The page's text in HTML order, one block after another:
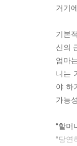
거기
기본
신의
엄마
니는
야 하
가능
“할머
“당연